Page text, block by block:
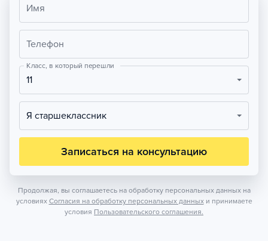
Имя
Телефон
Класс, в который перешли
11
Я старшеклассник
Записаться на консультацию
Продолжая, вы соглашаетесь на обработку персональных данных на
условиях Согласия на обработку персональных данных и принимаете
условия Пользовательского соглашения.